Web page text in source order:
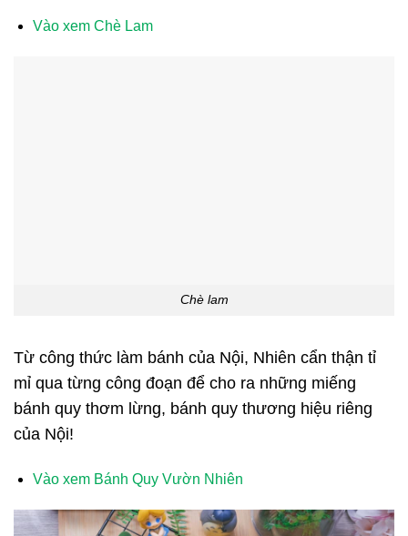
Vào xem Chè Lam
Chè lam
Từ công thức làm bánh của Nội, Nhiên cẩn thận tỉ
mỉ qua từng công đoạn để cho ra những miếng
bánh quy thơm lừng, bánh quy thương hiệu riêng
của Nội!
Vào xem Bánh Quy Vườn Nhiên